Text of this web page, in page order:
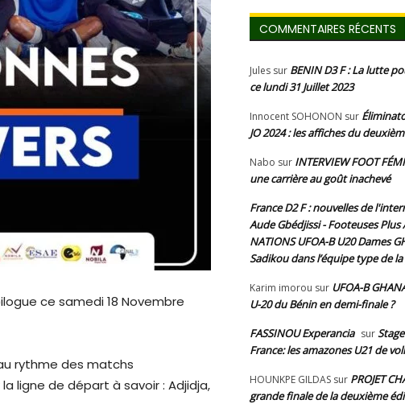
ce samedi 18 Novembre
rythme des matchs
ligne de départ à savoir : Adjidja,
COMMENTAIRES RÉCENTS
Jules sur BENIN D3 F : La lutte
ce lundi 31 Juillet 2023
Innocent SOHONON sur
JO 2024 : les affiches du
Nabo sur INTERVIEW FOOT
une carrière au goût inachevé
France D2 F : nouvelles de
Aude Gbédjissi - Footeuses Plus
NATIONS UFOA-B U20 Dames
Sadikou dans l’équipe type de
Karim imorou sur UFOA-B
U-20 du Bénin en demi-finale ?
FASSINOU Experancia sur
France: les amazones U21 de
HOUNKPE GILDAS sur PROJET
grande finale de la deuxième